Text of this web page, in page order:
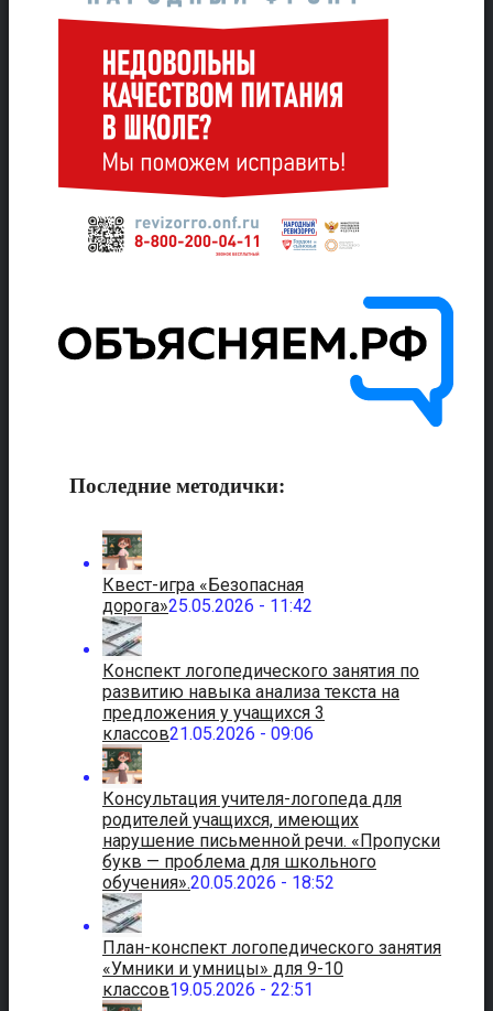
Последние методички:
Квест-игра «Безопасная
дорога»25.05.2026 - 11:42
Конспект логопедического занятия по
развитию навыка анализа текста на
предложения у учащихся 3
классов21.05.2026 - 09:06
Консультация учителя-логопеда для
родителей учащихся, имеющих
нарушение письменной речи. «Пропуски
букв — проблема для школьного
обучения».20.05.2026 - 18:52
План-конспект логопедического занятия
«Умники и умницы» для 9-10
классов19.05.2026 - 22:51